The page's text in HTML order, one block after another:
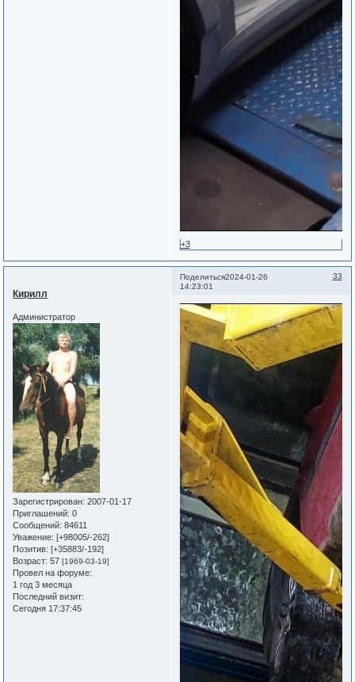
+3
Поделиться 33
2024-01-26
14:23:01
Кирилл
Администратор
Зарегистрирован: 2007-01-17
Приглашений: 0
Сообщений: 84611
Уважение: [+98005/-262]
Позитив: [+35883/-192]
Возраст: 57[1969-03-19]
Провел на форуме:
1 год 3 месяца
Последний визит:
Сегодня 17:37:45